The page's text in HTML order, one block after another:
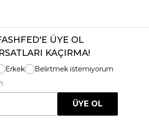
ÜYE OL
KAÇIRMA!
Erkek
Belirtmek istemiyorum
ÜYE OL